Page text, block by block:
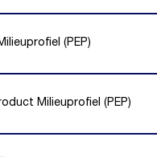
(PEP)
Milieuprofiel (PEP)